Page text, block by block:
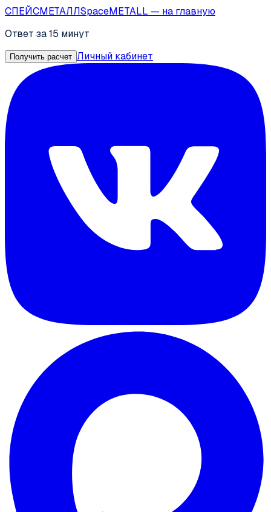
СПЕЙСМЕТАЛЛSpaceMETALL — на главную
Ответ за 15 минут
Получить расчет Личный кабинет